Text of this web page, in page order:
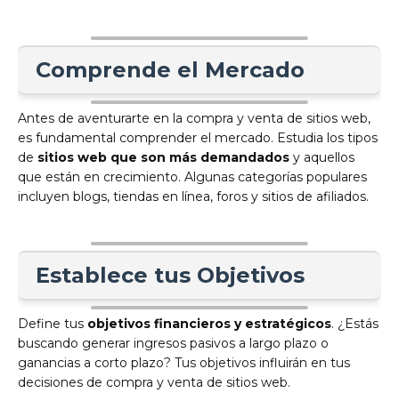
Comprende el Mercado
Antes de aventurarte en la compra y venta de sitios web,
es fundamental comprender el mercado. Estudia los tipos
de sitios web que son más demandados y aquellos
que están en crecimiento. Algunas categorías populares
incluyen blogs, tiendas en línea, foros y sitios de afiliados.
Establece tus Objetivos
Define tus objetivos financieros y estratégicos. ¿Estás
buscando generar ingresos pasivos a largo plazo o
ganancias a corto plazo? Tus objetivos influirán en tus
decisiones de compra y venta de sitios web.